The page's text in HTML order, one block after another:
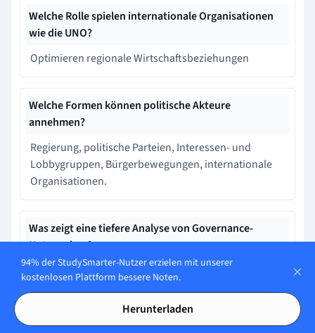
Welche Rolle spielen internationale Organisationen
wie die UNO?
Optimieren regionale Wirtschaftsbeziehungen
Welche Formen können politische Akteure
annehmen?
Regierung, politische Parteien, Interessen- und
Lobbygruppen, Bürgerbewegungen, internationale
Organisationen.
Was zeigt eine tiefere Analyse von Governance-
Netzwerken?
Netzwerke sind in der Governance irrelevant und
94% der StudySmarter-Nutzer erzielen mit unserer
kostenlosen Plattform bessere Noten.
Herunterladen